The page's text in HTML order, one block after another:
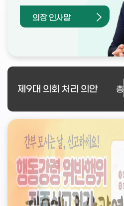
의장 인사말
제9대 의회 처리 의안 총